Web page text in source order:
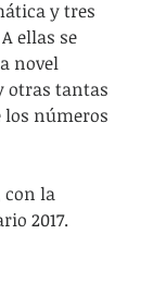
y tres
ellas se
novel
otras tantas
los números
con la
2017.